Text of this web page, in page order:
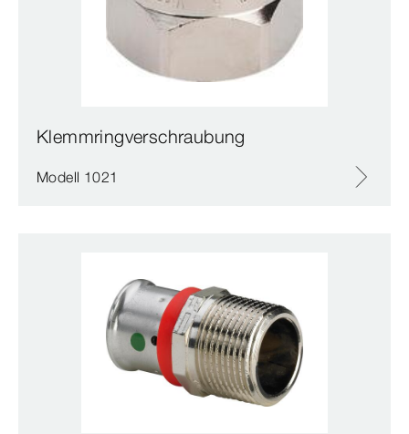
Klemmringverschraubung
Modell 1021